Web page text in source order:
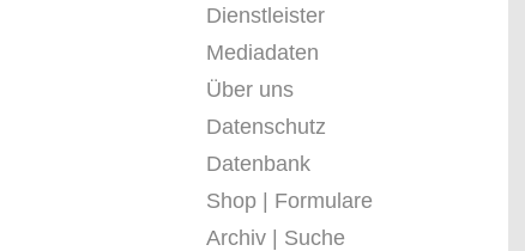
Dienstleister
Mediadaten
Über uns
Datenschutz
Datenbank
Shop | Formulare
Archiv | Suche